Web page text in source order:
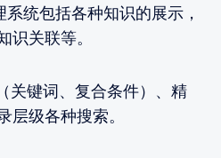
统包括各种知识的展示，
识关联等。
关键词、复合条件）、精
层级各种搜索。